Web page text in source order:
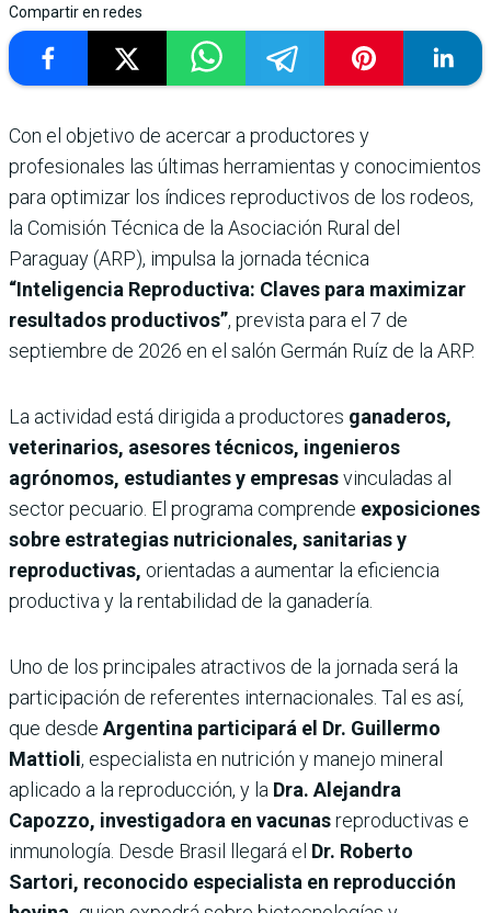
Compartir en redes
Con el objetivo de acercar a productores y
profesionales las últimas herramientas y conocimientos
para optimizar los índices reproductivos de los rodeos,
la Comisión Técnica de la Asociación Rural del
Paraguay (ARP), impulsa la jornada técnica
“Inteligencia Reproductiva: Claves para maximizar
resultados productivos”, prevista para el 7 de
septiembre de 2026 en el salón Germán Ruíz de la ARP.
La actividad está dirigida a productores ganaderos,
veterinarios, asesores técnicos, ingenieros
agrónomos, estudiantes y empresasvinculadas al
sector pecuario. El programa comprende exposiciones
sobre estrategias nutricionales, sanitarias y
reproductivas, orientadas a aumentar la eficiencia
productiva y la rentabilidad de la ganadería.
Uno de los principales atractivos de la jornada será la
participación de referentes internacionales. Tal es así,
que desde Argentina participará el Dr. Guillermo
Mattioli, especialista en nutrición y manejo mineral
aplicado a la reproducción, y la Dra. Alejandra
Capozzo, investigadora en vacunasreproductivas e
inmunología. Desde Brasil llegará el Dr. Roberto
Sartori, reconocido especialista en reproducción